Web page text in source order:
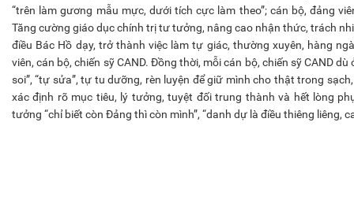
“trên làm gương mẫu mực, dưới tích cực làm theo”; cán bộ, đảng
Tăng cường giáo dục chính trị tư tưởng, nâng cao nhận thức, trách
điều Bác Hồ dạy, trở thành việc làm tự giác, thường xuyên, hàng
viên, cán bộ, chiến sỹ CAND. Đồng thời, mỗi cán bộ, chiến sỹ CAND
soi”, “tự sửa”, tự tu dưỡng, rèn luyện để giữ mình cho thật trong
xác định rõ mục tiêu, lý tưởng, tuyệt đối trung thành và hết lòng
tưởng “chỉ biết còn Đảng thì còn mình”, “danh dự là điều thiêng liêng,